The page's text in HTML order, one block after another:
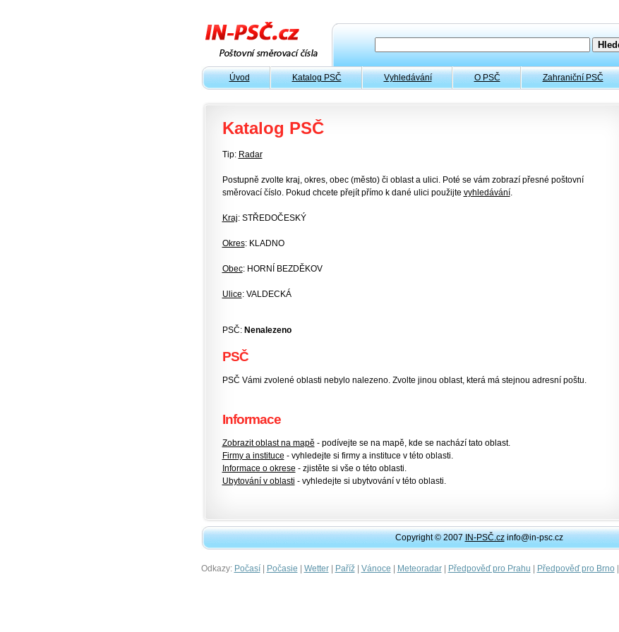
Úvod Katalog PSČ Vyhledávání O PSČ Zahraniční PSČ
Katalog PSČ
Tip: Radar
Postupně zvolte kraj, okres, obec (město) či oblast a ulici. Poté se vám zobrazí přesné poštovní
směrovací číslo. Pokud chcete přejít přímo k dané ulici použijte vyhledávání.
Kraj: STŘEDOČESKÝ
Okres: KLADNO
Obec: HORNÍ BEZDĚKOV
Ulice: VALDECKÁ
PSČ: Nenalezeno
PSČ
PSČ Vámi zvolené oblasti nebylo nalezeno. Zvolte jinou oblast, která má stejnou adresní poštu.
Informace
Zobrazit oblast na mapě - podívejte se na mapě, kde se nachází tato oblast.
Firmy a instituce - vyhledejte si firmy a instituce v této oblasti.
Informace o okrese - zjistěte si vše o této oblasti.
Ubytování v oblasti - vyhledejte si ubytvování v této oblasti.
Copyright © 2007IN-PSČ.czinfo@in-psc.cz
Odkazy: Počasí| Počasie | Wetter| Paříž| Vánoce | Meteoradar| Předpověď pro Prahu | Předpověď pro Brno|